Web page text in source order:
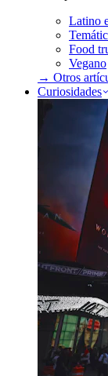
Latino
Food
Vegano
→ Otros
Curiosidades